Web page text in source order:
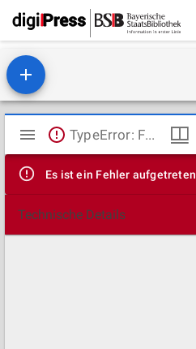
Mirador
Viewer
TypeError: Failed to fetch
Es ist ein Fehler aufgetreten
Technische Details